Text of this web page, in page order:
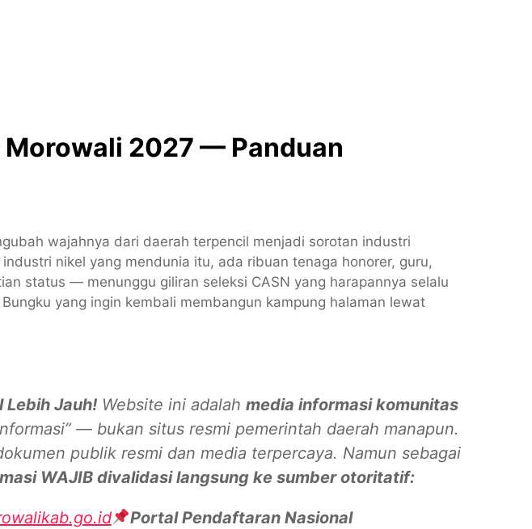
Morowali 2027 — Panduan
wajahnya dari daerah terpencil menjadi sorotan industri
nikel yang mendunia itu, ada ribuan tenaga honorer, guru,
status — menunggu giliran seleksi CASN yang harapannya selalu
yang ingin kembali membangun kampung halaman lewat
Lebih Jauh!Website ini adalah media informasi komunitas
— bukan situs resmi pemerintah daerah manapun.
publik resmi dan media terpercaya. Namun sebagai
WAJIB divalidasi langsung ke sumber otoritatif:
Portal Pendaftaran Nasional